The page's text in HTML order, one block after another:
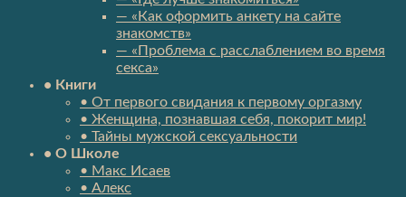
— «Как оформить анкету на сайте
знакомств»
— «Проблема с расслаблением во время
секса»
• Книги
• От первого свидания к первому оргазму
• Женщина, познавшая себя, покорит мир!
• Тайны мужской сексуальности
• О Школе
• Макс Исаев
• Алекс